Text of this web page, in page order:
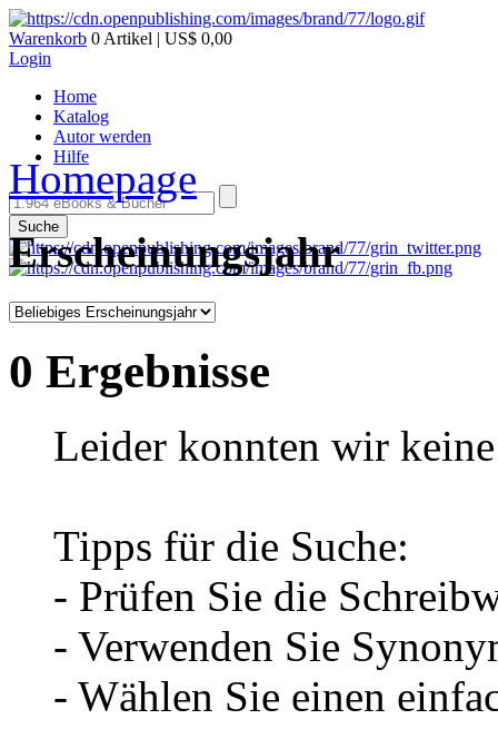
Warenkorb 0 Artikel | US$ 0,00
Login
Home
Katalog
Autor werden
Hilfe
Suche
Homepage
Erscheinungsjahr
0 Ergebnisse
Leider konnten wir
Tipps für die Suche:
- Prüfen Sie die
- Verwenden Sie
- Wählen Sie einen